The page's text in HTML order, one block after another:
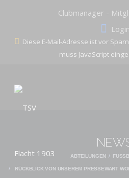
Clubmanager -
Login
Diese E-Mail-Adresse ist vor
muss JavaScript
ABTEILUNGEN
RÜCKBLICK VON UNSEREM PRESSEWART